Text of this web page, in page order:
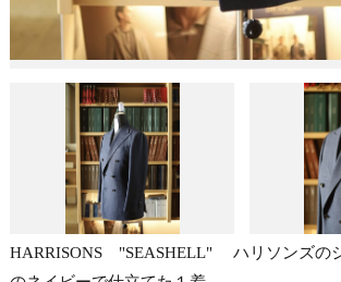
HARRISONS "SEASHELL" ハリソンズの